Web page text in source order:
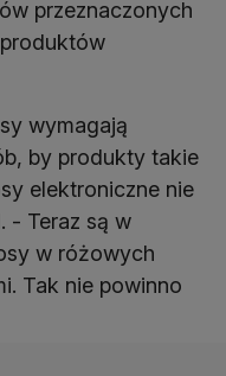
przeznaczonych
wymagają
by produkty takie
elektroniczne nie
- Teraz są w
w różowych
Tak nie powinno